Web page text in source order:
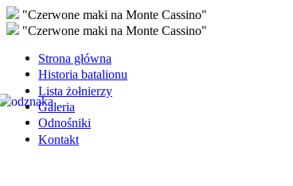
"Czerwone maki na Monte Cassino"
"Czerwone maki na Monte Cassino"
Strona główna
Historia batalionu
Lista żołnierzy
Galeria
Odnośniki
Kontakt